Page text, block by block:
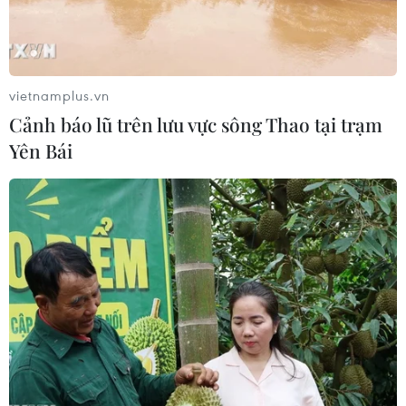
Đội tuyển Việt Nam nhận
thưởng 2 tỷ đồng sau thắng lợi trước
Indonesia
04/08/2026 04:16
Tuyển thủ Indonesia cúi đầu thành
khẩn xin lỗi người hâm mộ xứ vạn
đảo
04/08/2026 03:17
ASEAN Cup 2026: "Chìa khóa" giúp
tuyển Việt Nam quật ngã Indonesia
04/08/2026 03:05
vietnamplus.vn
Cảnh báo lũ trên lưu vực sông Thao tại trạm
Yên Bái